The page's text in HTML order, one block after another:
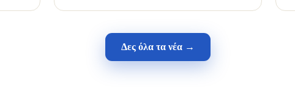
Δες όλα τα νέα →